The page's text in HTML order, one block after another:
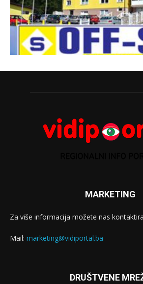
MARKETING
Za više informacija možete nas
Mail: marketing@vidiportal.ba
DRUŠTVENE